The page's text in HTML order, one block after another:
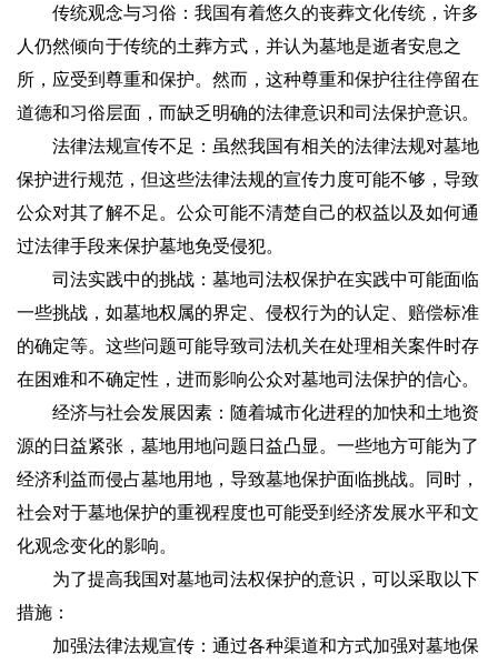
传统观念与习俗：我国有着悠久的丧葬文化传统，许多
人仍然倾向于传统的土葬方式，并认为墓地是逝者安息之
所，应受到尊重和保护。然而，这种尊重和保护往往停留在
道德和习俗层面，而缺乏明确的法律意识和司法保护意识。
法律法规宣传不足：虽然我国有相关的法律法规对墓地
保护进行规范，但这些法律法规的宣传力度可能不够，导致
公众对其了解不足。公众可能不清楚自己的权益以及如何通
过法律手段来保护墓地免受侵犯。
司法实践中的挑战：墓地司法权保护在实践中可能面临
一些挑战，如墓地权属的界定、侵权行为的认定、赔偿标准
的确定等。这些问题可能导致司法机关在处理相关案件时存
在困难和不确定性，进而影响公众对墓地司法保护的信心。
经济与社会发展因素：随着城市化进程的加快和土地资
源的日益紧张，墓地用地问题日益凸显。一些地方可能为了
经济利益而侵占墓地用地，导致墓地保护面临挑战。同时，
社会对于墓地保护的重视程度也可能受到经济发展水平和文
化观念变化的影响。
为了提高我国对墓地司法权保护的意识，可以采取以下
措施：
加强法律法规宣传：通过各种渠道和方式加强对墓地保